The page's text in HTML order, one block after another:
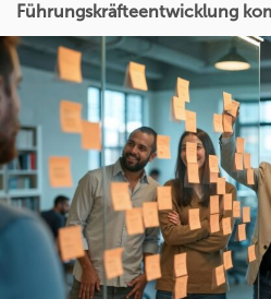
Führungskräfteentwicklung